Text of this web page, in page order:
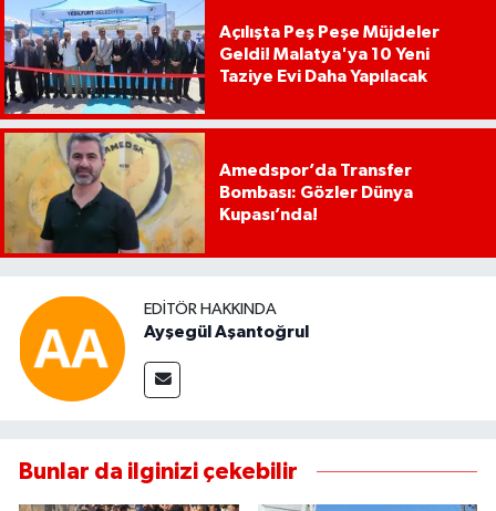
Açılışta Peş Peşe Müjdeler
Geldi! Malatya'ya 10 Yeni
Taziye Evi Daha Yapılacak
Amedspor’da Transfer
Bombası: Gözler Dünya
Kupası’nda!
EDITÖR HAKKINDA
Ayşegül Aşantoğrul
Bunlar da ilginizi çekebilir